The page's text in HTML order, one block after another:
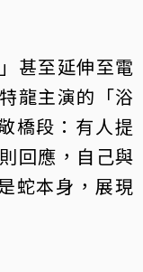
甚至延伸至電
龍主演的「浴
橋段：有人提
回應，自己與
蛇本身，展現